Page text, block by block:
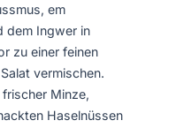
em
dem Ingwer in
zu einer feinen
vermischen.
frischer Minze,
Haselnüssen